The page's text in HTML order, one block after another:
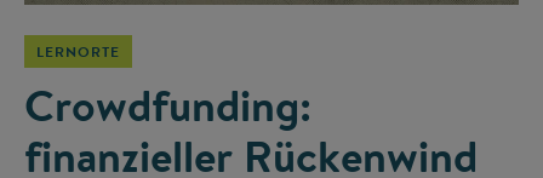
LERNORTE
Crowdfunding:
finanzieller Rückenwind